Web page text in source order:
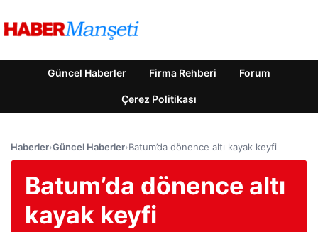
Güncel Haberler Firma Rehberi Forum
Çerez Politikası
Haberler›Güncel Haberler›Batum’da dönence altı kayak keyfi
Batum’da dönence altı
kayak keyfi